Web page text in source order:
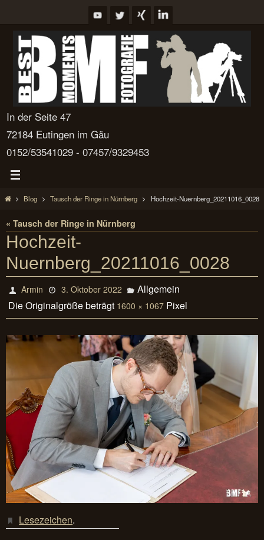
springen
In der Seite 47
72184 Eutingen im Gäu
0152/53541029 - 07457/9329453
StartBlog Tausch der Ringe in Nürnberg Hochzeit-Nuernberg_20211016_0028
« Tausch der Ringe in Nürnberg
Hochzeit-
Nuernberg_20211016_0028
Armin 3. Oktober 2022
Allgemein
Die Originalgröße beträgt 1600 × 1067 Pixel
Lesezeichen.